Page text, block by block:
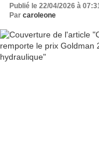
Publié le 22/04/2026 à
Par caroleone